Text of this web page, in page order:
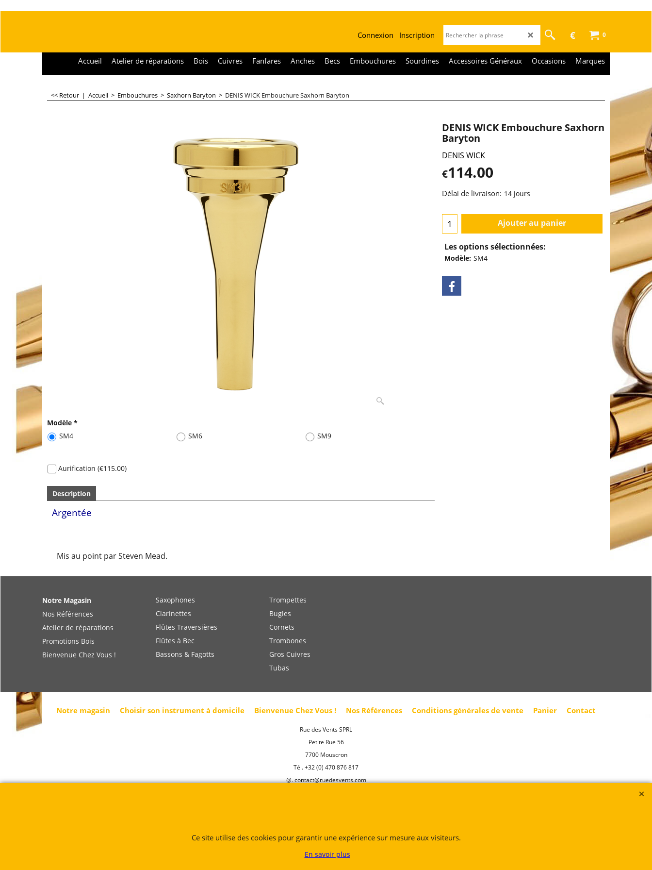
0
€
Connexion Inscription
Accueil Atelier de réparations Bois Cuivres Fanfares Anches Becs Embouchures Sourdines Accessoires Généraux Occasions Marques
<< Retour | Accueil > Embouchures > Saxhorn Baryton > DENIS WICK Embouchure Saxhorn Baryton
DENIS WICK Embouchure Saxhorn
Baryton
DENIS WICK
€114.00
Délai de livraison: 14 jours
Ajouter au panier
Les options sélectionnées:
Modèle: SM4
Modèle *
SM4
SM6 SM9
Aurification (€115.00)
Description
Argentée
Mis au point par Steven Mead.
Notre Magasin
Nos Références
Atelier de réparations
Promotions Bois
Bienvenue Chez Vous !
Saxophones
Clarinettes
Flûtes Traversières
Flûtes à Bec
Bassons & Fagotts
Trompettes
Bugles
Cornets
Trombones
Gros Cuivres
Tubas
Notre magasin Choisir son instrument à domicile Bienvenue Chez Vous ! Nos Références Conditions générales de vente Panier Contact
Rue des Vents SPRL
Petite Rue 56
7700 Mouscron
Tél. +32 (0) 470 876 817
@.contact@ruedesvents.com
Ce site utilise des cookies pour garantir une expérience sur mesure aux visiteurs.
En savoir plus